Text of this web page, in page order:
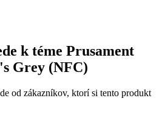
k téme Prusament
Grey (NFC)
od zákazníkov, ktorí si tento produkt